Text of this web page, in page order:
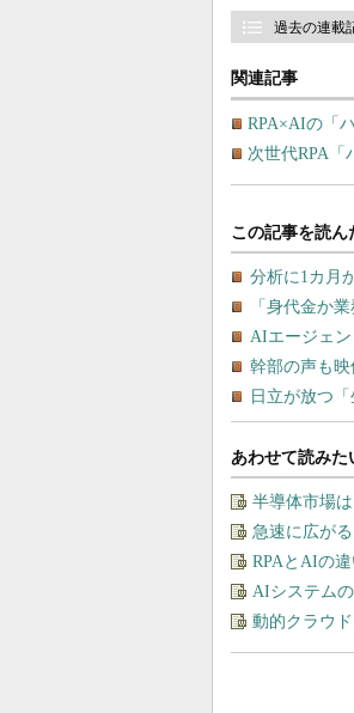
過去の連載
関連記事
RPA×AIの「
次世代RPA
あわせて読みた
半導体市場
急速に広が
RPAとAIの
AIシステム
動的クラウ